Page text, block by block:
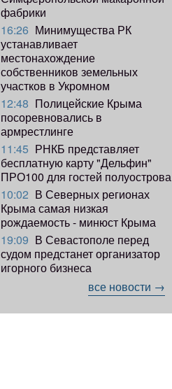
фабрики
16:26 Минимущества РК
устанавливает
местонахождение
собственников земельных
участков в Укромном
12:48 Полицейские Крыма
посоревновались в
армрестлинге
11:45 РНКБ представляет
бесплатную карту "Дельфин"
ПРО100 для гостей полуострова
10:02 В Северных регионах
Крыма самая низкая
рождаемость - минюст Крыма
19:09 В Севастополе перед
судом предстанет организатор
игорного бизнеса
все новости →